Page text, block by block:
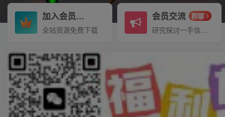
加入会员3.3折
全站资源免费下载
会员交流 群聊
研究探讨一手信息差